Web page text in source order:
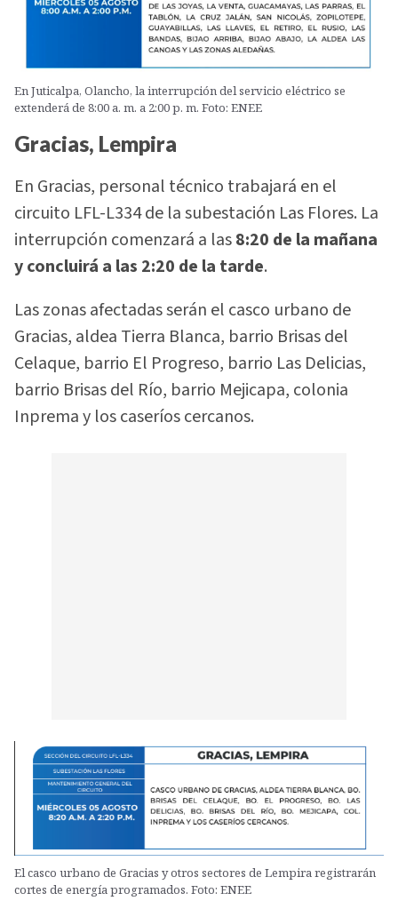
En Juticalpa, Olancho, la interrupción del servicio eléctrico se
extenderá de 8:00 a. m. a 2:00 p. m. Foto: ENEE
Gracias, Lempira
En Gracias, personal técnico trabajará en el
circuito LFL-L334 de la subestación Las Flores. La
interrupción comenzará a las8:20 de la mañana
y concluirá a las 2:20 de la tarde.
Las zonas afectadas serán el casco urbano de
Gracias, aldea Tierra Blanca, barrio Brisas del
Celaque, barrio El Progreso, barrio Las Delicias,
barrio Brisas del Río, barrio Mejicapa, colonia
Inprema y los caseríos cercanos.
El casco urbano de Gracias y otros sectores de Lempira registrarán
cortes de energía programados. Foto: ENEE